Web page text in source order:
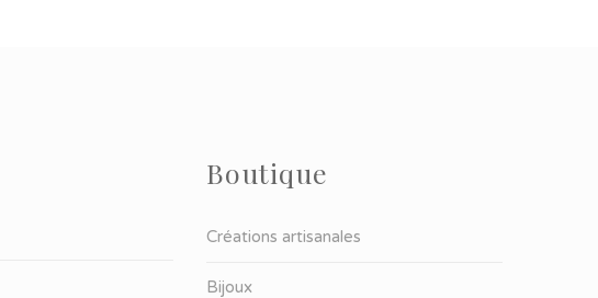
Boutique
Créations artisanales
Bijoux